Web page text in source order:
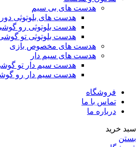
هدست های بی سیم
هدست های بلوتوثی
هدست بلوتوثی رو
هدست بلوتوثی تو
هدست های مخصوص بازی
هدست های سیم دار
هدست سیم دار تو
هدست سیم دار رو
فروشگاه
تماس با ما
درباره ما
سبد خرید
بستن